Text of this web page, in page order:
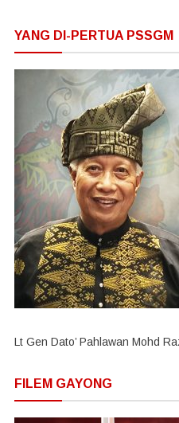
YANG DI-PERTUA PSSGM
Lt Gen Dato’ Pahlawan Mohd
FILEM GAYONG